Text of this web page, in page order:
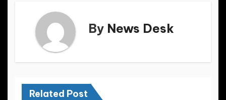
By News Desk
Related Post